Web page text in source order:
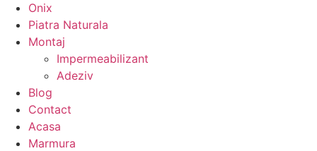
Onix
Piatra Naturala
Montaj
Impermeabilizant
Adeziv
Blog
Contact
Acasa
Marmura